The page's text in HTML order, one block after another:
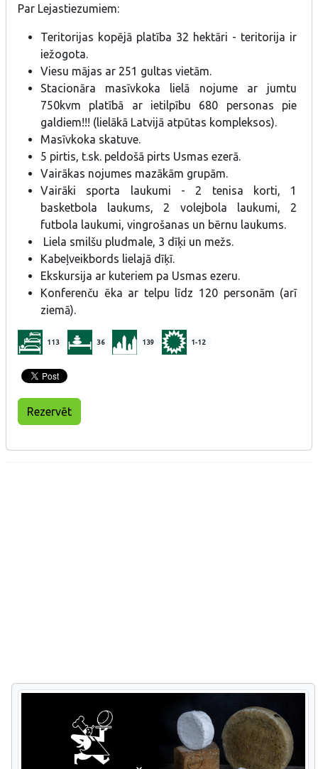
Par Lejastiezumiem:
Teritorijas kopējā platība 32 hektāri - teritorija ir
iežogota.
Viesu mājas ar 251 gultas vietām.
Stacionāra masīvkoka lielā nojume ar jumtu
750kvm platībā ar ietilpību 680 personas pie
galdiem!!! (lielākā Latvijā atpūtas kompleksos).
Masīvkoka skatuve.
5 pirtis, t.sk. peldošā pirts Usmas ezerā.
Vairākas nojumes mazākām grupām.
Vairāki sporta laukumi - 2 tenisa korti, 1
basketbola laukums, 2 volejbola laukumi, 2
futbola laukumi, vingrošanas un bērnu laukums.
Liela smilšu pludmale, 3 dīķi un mežs.
Kabeļveikbords lielajā dīķī.
Ekskursija ar kuteriem pa Usmas ezeru.
Konferenču ēka ar telpu līdz 120 personām (arī
ziemā).
113 36 139 1-12
Rezervēt